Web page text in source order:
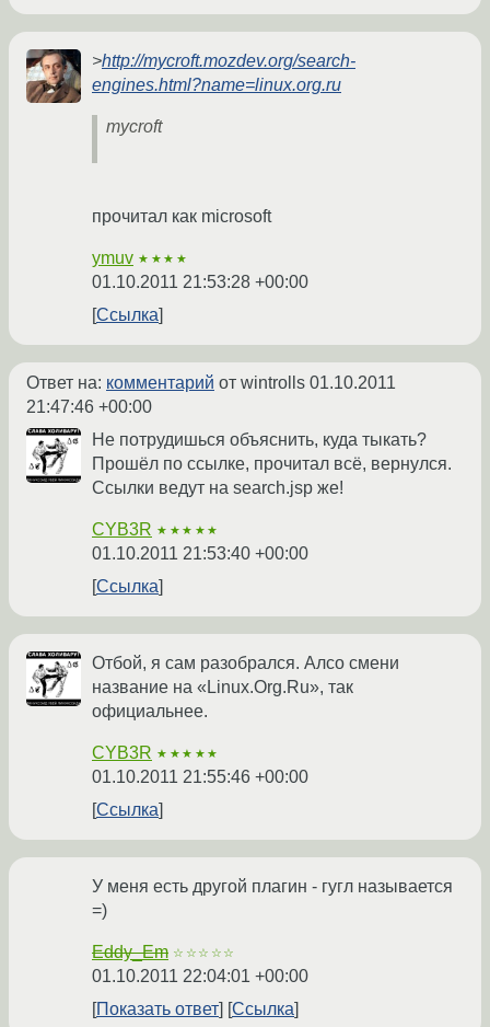
>http://mycroft.mozdev.org/search-
engines.html?name=linux.org.ru
mycroft
прочитал как microsoft
ymuv ★★★★
01.10.2011 21:53:28 +00:00
Ссылка
Ответ на: комментарий от wintrolls 01.10.2011
21:47:46 +00:00
Не потрудишься объяснить, куда тыкать?
Прошёл по ссылке, прочитал всё, вернулся.
Ссылки ведут на search.jsp же!
CYB3R ★★★★★
01.10.2011 21:53:40 +00:00
Ссылка
Отбой, я сам разобрался. Алсо смени
название на «Linux.Org.Ru», так
официальнее.
CYB3R ★★★★★
01.10.2011 21:55:46 +00:00
Ссылка
У меня есть другой плагин - гугл называется
=)
Eddy_Em ☆☆☆☆☆
01.10.2011 22:04:01 +00:00
Показать ответ
Ссылка